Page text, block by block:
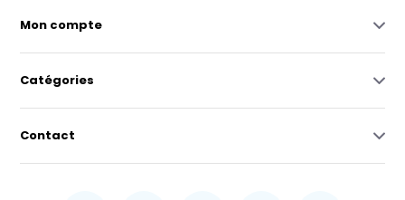
Mon compte
Catégories
Contact